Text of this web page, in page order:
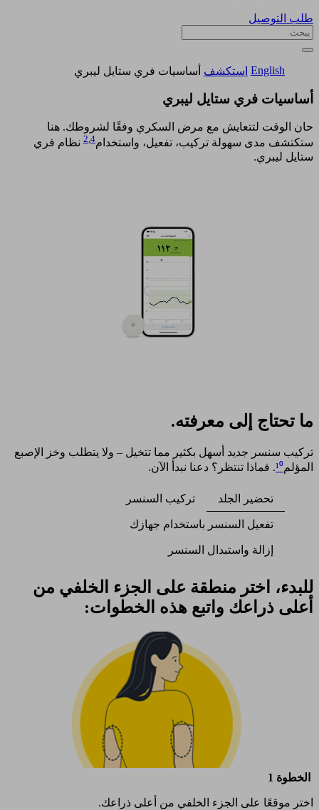
طلب التوصيل
English استكشف أساسيات فري ستايل ليبري
أساسيات فري ستايل ليبري
حان الوقت لتتعايش مع مرض السكري وفقًا لشروطك. هنا
ستكتشف مدى سهولة تركيب، تفعيل، واستخدام
2,4
نظام فري
ستايل ليبري.
ما تحتاج إلى معرفته.
تركيب سنسر جديد أسهل بكثير مما تتخيل – ولا يتطلب وخز الإصبع
المؤلم¹⁰. فماذا تنتظر؟ دعنا نبدأ الآن. ​
تحضير الجلد تركيب السنسر​
تفعيل السنسر باستخدام جهازك ​
إزالة واستبدال السنسر
للبدء، اختر منطقة على الجزء الخلفي من
أعلى ذراعك واتبع هذه الخطوات:
الخطوة 1
اختر موقعًا على الجزء الخلفي من أعلى ذراعك.